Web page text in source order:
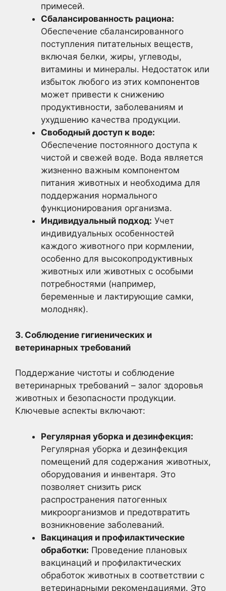
примесей.
Сбалансированность рациона:
Обеспечение сбалансированного
поступления питательных веществ,
включая белки, жиры, углеводы,
витамины и минералы. Недостаток или
избыток любого из этих компонентов
может привести к снижению
продуктивности, заболеваниям и
ухудшению качества продукции.
Свободный доступ к воде:
Обеспечение постоянного доступа к
чистой и свежей воде. Вода является
жизненно важным компонентом
питания животных и необходима для
поддержания нормального
функционирования организма.
Индивидуальный подход: Учет
индивидуальных особенностей
каждого животного при кормлении,
особенно для высокопродуктивных
животных или животных с особыми
потребностями (например,
беременные и лактирующие самки,
молодняк).
3. Соблюдение гигиенических и
ветеринарных требований
Поддержание чистоты и соблюдение
ветеринарных требований – залог здоровья
животных и безопасности продукции.
Ключевые аспекты включают:
Регулярная уборка и дезинфекция:
Регулярная уборка и дезинфекция
помещений для содержания животных,
оборудования и инвентаря. Это
позволяет снизить риск
распространения патогенных
микроорганизмов и предотвратить
возникновение заболеваний.
Вакцинация и профилактические
обработки: Проведение плановых
вакцинаций и профилактических
обработок животных в соответствии с
ветеринарными рекомендациями. Это